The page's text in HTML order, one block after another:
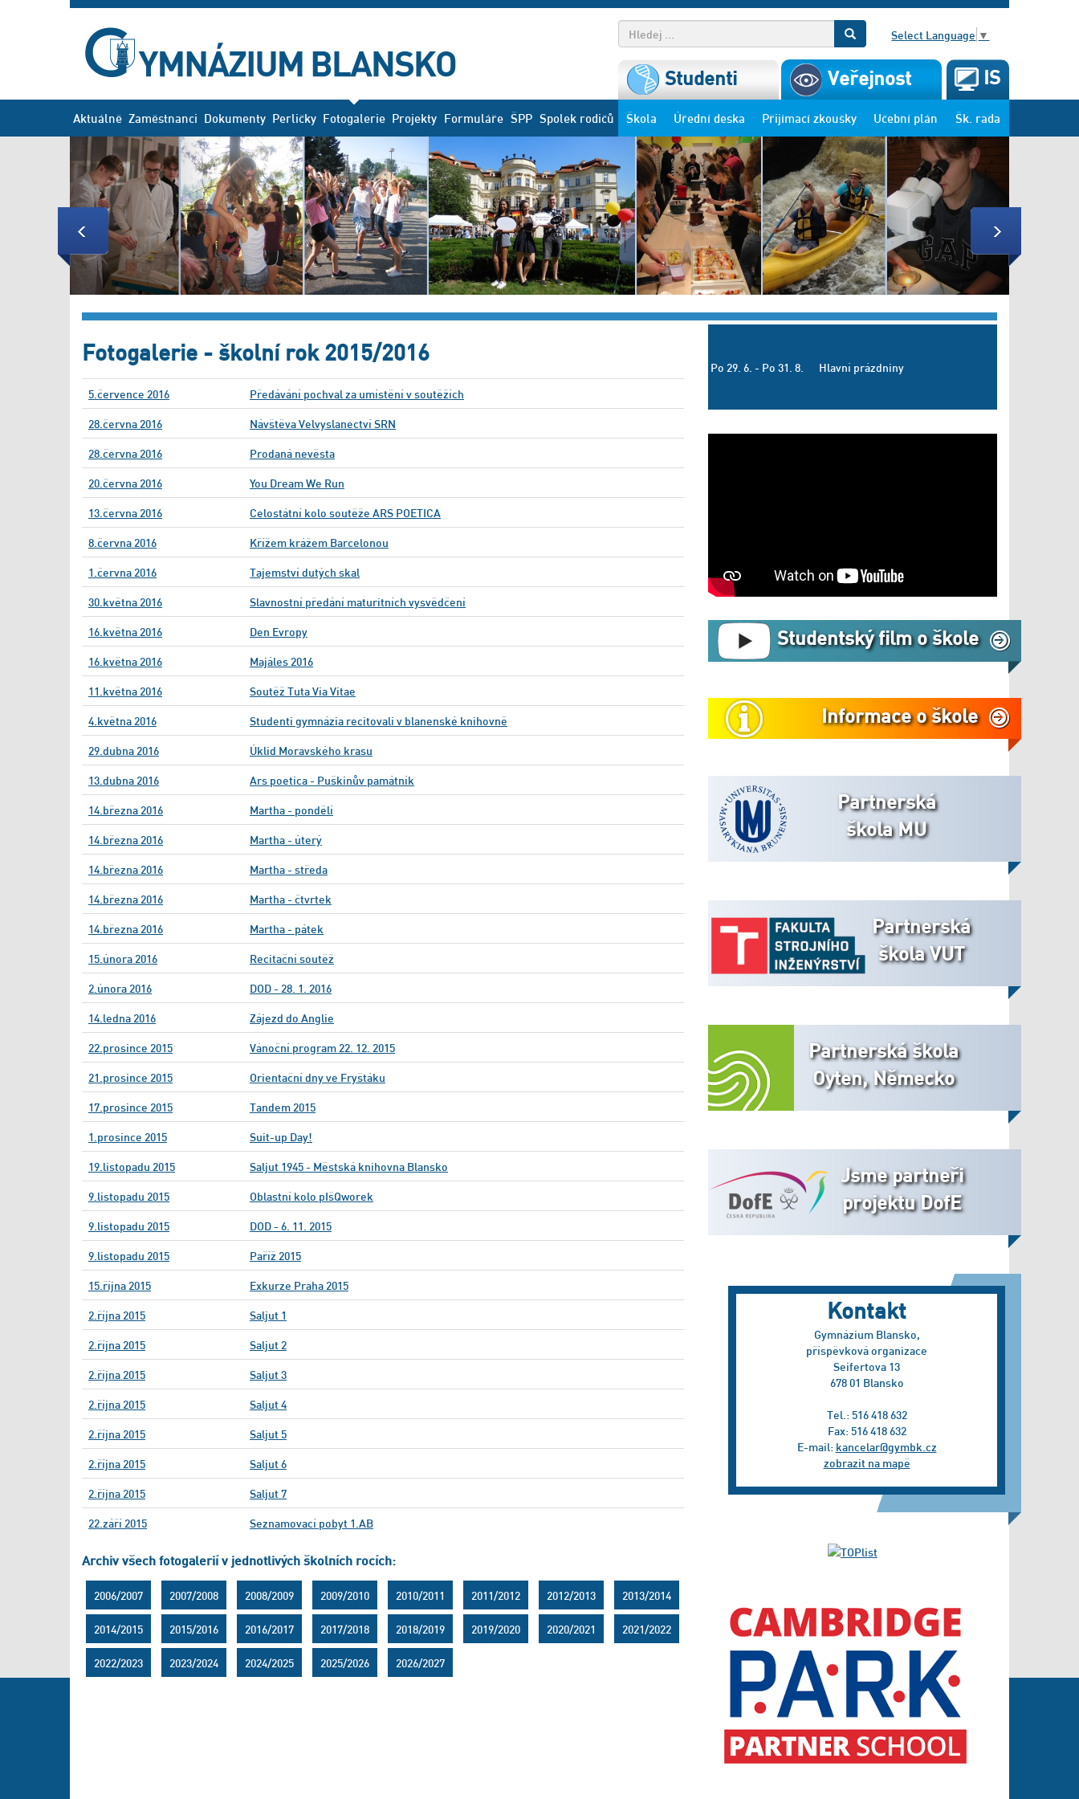
Select Language ▼
Studenti Veřejnost IS
Škola Úřední deska Přijímací zkoušky Učební plán Šk. rada
Aktuálně Zaměstnanci Dokumenty Perličky Fotogalerie Projekty Formuláře ŠPP Spolek rodičů
Previous Next
Fotogalerie - školní rok 2015/2016
5.července 2016 Předávání pochval za umístění v soutěžích
28.června 2016 Návštěva Velvyslanectví SRN
28.června 2016 Prodaná nevěsta
20.června 2016 You Dream We Run
13.června 2016 Celostátní kolo soutěže ARS POETICA
8.června 2016 Křížem krážem Barcelonou
1.června 2016 Tajemství dutých skal
30.května 2016 Slavnostní předání maturitních vysvědčení
16.května 2016 Den Evropy
16.května 2016 Majáles 2016
11.května 2016 Soutěž Tuta Via Vitae
4.května 2016 Studenti gymnázia recitovali v blanenské knihovně
29.dubna 2016 Úklid Moravského krasu
13.dubna 2016 Ars poetica - Puškinův památník
14.března 2016 Martha - pondělí
14.března 2016 Martha - úterý
14.března 2016 Martha - středa
14.března 2016 Martha - čtvrtek
14.března 2016 Martha - pátek
15.února 2016 Recitační soutěž
2.února 2016 DOD - 28. 1. 2016
14.ledna 2016 Zájezd do Anglie
22.prosince 2015 Vánoční program 22. 12. 2015
21.prosince 2015 Orientační dny ve Fryštáku
17.prosince 2015 Tandem 2015
1.prosince 2015 Suit-up Day!
19.listopadu 2015 Saljut 1945 - Městská knihovna Blansko
9.listopadu 2015 Oblastní kolo pIšQworek
9.listopadu 2015 DOD - 6. 11. 2015
9.listopadu 2015 Paříž 2015
15.října 2015 Exkurze Praha 2015
2.října 2015 Saljut 1
2.října 2015 Saljut 2
2.října 2015 Saljut 3
2.října 2015 Saljut 4
2.října 2015 Saljut 5
2.října 2015 Saljut 6
2.října 2015 Saljut 7
22.září 2015 Seznamovací pobyt 1.AB
Archiv všech fotogalerií v jednotlivých školních rocích:
2006/2007 2007/2008 2008/2009 2009/2010 2010/2011 2011/2012 2012/2013 2013/2014
2014/2015 2015/2016 2016/2017 2017/2018 2018/2019 2019/2020 2020/2021 2021/2022
2022/2023 2023/2024 2024/2025 2025/2026 2026/2027
Po 29. 6. - Po 31. 8. Hlavní prázdniny
Studentský film o škole
Informace o škole
Partnerská
škola MU
Partnerská
škola VUT
Partnerská škola
Oyten, Německo
Jsme partneři
projektu DofE
Kontakt
Gymnázium Blansko,
příspěvková organizace
Seifertova 13
678 01 Blansko
Tel.: 516 418 632
Fax: 516 418 632
E-mail: kancelar@gymbk.cz
zobrazit na mapě